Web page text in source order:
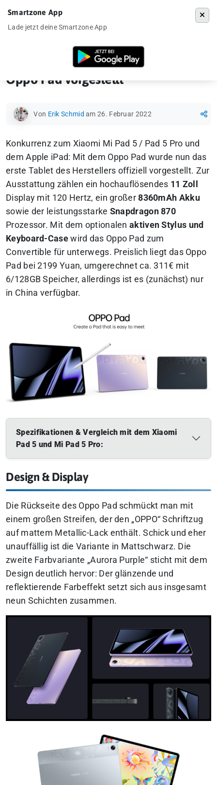
Ankündigung Oppo Pad vorgestellt
Oppo Pad vorgestellt
Von Erik Schmid am 26. Februar 2022
Konkurrenz zum Xiaomi Mi Pad 5 / Pad 5 Pro und
dem Apple iPad: Mit dem Oppo Pad wurde nun das
erste Tablet des Herstellers offiziell vorgestellt. Zur
Ausstattung zählen ein hochauflösendes 11 Zoll
Display mit 120 Hertz, ein großer8360mAh Akku
sowie der leistungsstarke Snapdragon 870
Prozessor. Mit dem optionalenaktiven Stylus und
Keyboard-Casewird das Oppo Pad zum
Convertible für unterwegs. Preislich liegt das Oppo
Pad bei 2199 Yuan, umgerechnet ca. 311€ mit
6/128GB Speicher, allerdings ist es (zunächst) nur
in China verfügbar.
Spezifikationen & Vergleich mit dem Xiaomi
Pad 5 und Mi Pad 5 Pro:
Design & Display
Die Rückseite des Oppo Pad schmückt man mit
einem großen Streifen, der den „OPPO“ Schriftzug
auf mattem Metallic-Lack enthält. Schick und eher
unauffällig ist die Variante in Mattschwarz. Die
zweite Farbvariante „Aurora Purple“ sticht mit dem
Design deutlich hervor: Der glänzende und
reflektierende Farbeffekt setzt sich aus insgesamt
neun Schichten zusammen.
Smartzone App
Lade jetzt deine Smartzone App